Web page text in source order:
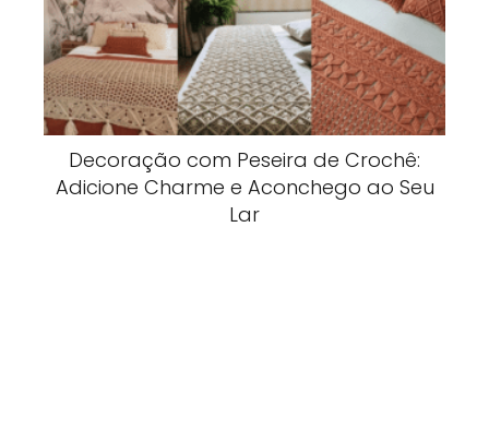
Decoração com Peseira de Crochê:
Adicione Charme e Aconchego ao Seu
Lar